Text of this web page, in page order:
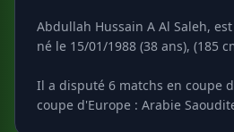
Abdullah Hussain A Al Saleh,
né le 15/01/1988 (38 ans), (185
Il a disputé 6 matchs en coupe
coupe d'Europe : Arabie